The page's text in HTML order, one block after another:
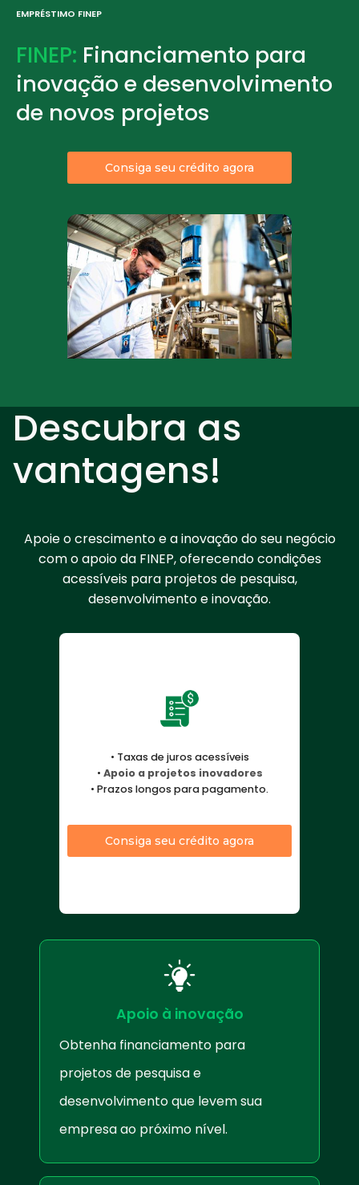
EMPRÉSTIMO FINEP
FINEP: Financiamento para
inovação e desenvolvimento
de novos projetos
Consiga seu crédito agora
Descubra as
vantagens!
Apoie o crescimento e a inovação do seu negócio
com o apoio da FINEP, oferecendo condições
acessíveis para projetos de pesquisa,
desenvolvimento e inovação.
• Taxas de juros acessíveis
• Apoio a projetos inovadores
• Prazos longos para pagamento.
Consiga seu crédito agora
Apoio à inovação
Obtenha financiamento para
projetos de pesquisa e
desenvolvimento que levem sua
empresa ao próximo nível.